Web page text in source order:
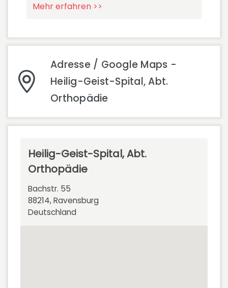
Mehr erfahren >>
Adresse / Google Maps -
Heilig-Geist-Spital, Abt.
Orthopädie
Heilig-Geist-Spital, Abt.
Orthopädie
Bachstr. 55
88214, Ravensburg
Deutschland